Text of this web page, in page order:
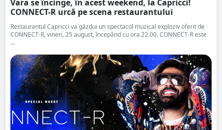
Vara se încinge, în acest weekend, la Capricci!
CONNECT-R urcă pe scena restaurantului
Restaurantul Capricci va găzdui un spectacol muzical exploziv oferit de
CONNECT-R, vineri, 25 august, începând cu ora 22.00. CONNECT-R este
...